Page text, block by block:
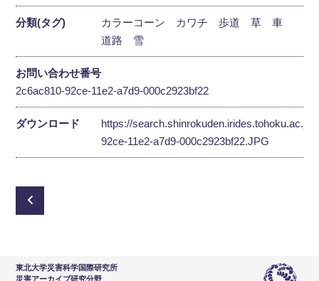
分類(タグ) カラーコーン カワチ 歩道 草
車
道路
雪
お問い合わせ番号
2c6ac810-92ce-11e2-a7d9-000c2923bf22
ダウンロード
https://
92ce-11e2-a7d9-000c2923bf22.JPG
東北大学災害科学国際研究所
災害アーカイブ研究分野